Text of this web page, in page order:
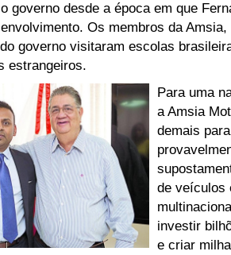
governo desde a época em que
Os membros da
governo visitaram escolas
estrangeiros.
Para uma
a Amsia
demais
de veículos
investir
e criar